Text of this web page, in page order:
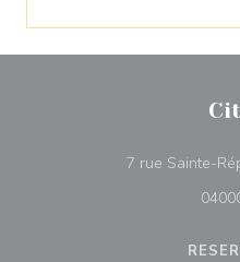
7 rue Sainte-